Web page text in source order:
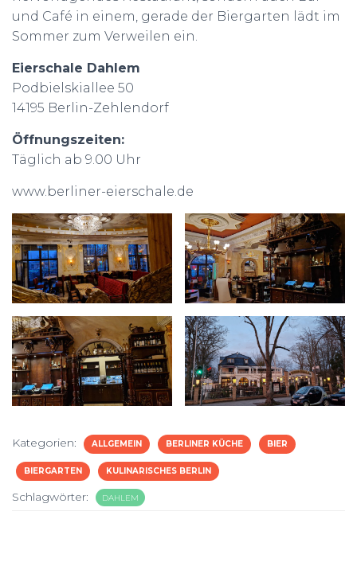
und Café in einem, gerade der Biergarten lädt im
Sommer zum Verweilen ein.
Eierschale Dahlem
Podbielskiallee 50
14195 Berlin-Zehlendorf
Öffnungszeiten:
Täglich ab 9.00 Uhr
www.berliner-eierschale.de
Kategorien: ALLGEMEIN BERLINER KÜCHE BIER
BIERGARTEN KULINARISCHES BERLIN
Schlagwörter: DAHLEM